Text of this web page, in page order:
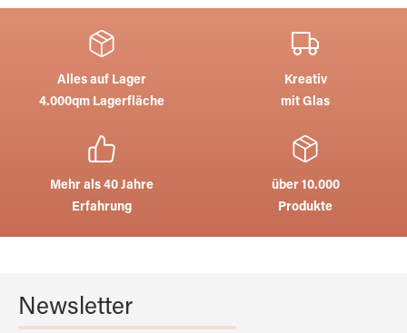
Alles auf Lager
4.000qm Lagerfläche
Kreativ
mit Glas
Mehr als 40 Jahre
Erfahrung
über 10.000
Produkte
Newsletter